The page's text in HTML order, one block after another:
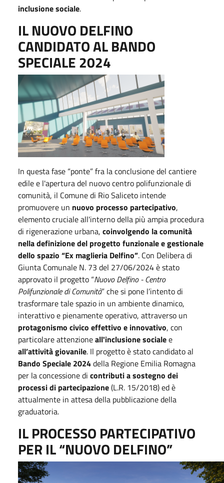
inclusione sociale.
IL NUOVO DELFINO
CANDIDATO AL BANDO
SPECIALE 2024
In questafase “ponte” fra la conclusione del cantiere
edile e l'apertura del nuovo centro polifunzionale di
comunità, il Comune di Rio Saliceto intende
promuovere un nuovo processo partecipativo,
elemento cruciale all'interno della più ampia procedura
di rigenerazione urbana, coinvolgendo la comunità
nella definizione del progetto funzionale e gestionale
dello spazio “Ex maglieria Delfino”. Con Delibera di
Giunta Comunale N. 73 del 27/06/2024 è stato
approvato il progetto “Nuovo Delfino - Centro
Polifunzionale di Comunità” che si pone l’intento di
trasformare tale spazio in un ambiente dinamico,
interattivo e pienamente operativo, attraverso un
protagonismo civico effettivo e innovativo, con
particolare attenzioneall'inclusione socialee
all’attività giovanile. Il progetto è stato candidato al
Bando Speciale 2024della Regione Emilia Romagna
per la concessione di contributi a sostegno dei
processi di partecipazione(L.R. 15/2018) ed è
attualmente in attesa della pubblicazione della
graduatoria.
IL PROCESSO PARTECIPATIVO
PER IL “NUOVO DELFINO”